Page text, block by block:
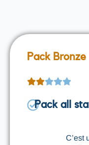
Pack Bronze
Pack all
C’est